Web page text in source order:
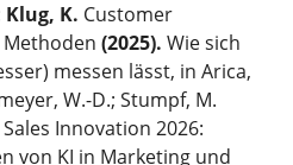
Klug, K. Customer
Methoden (2025). Wie sich
messen lässt, in Arica,
W.-D.; Stumpf, M.
Innovation 2026:
von KI in Marketing und